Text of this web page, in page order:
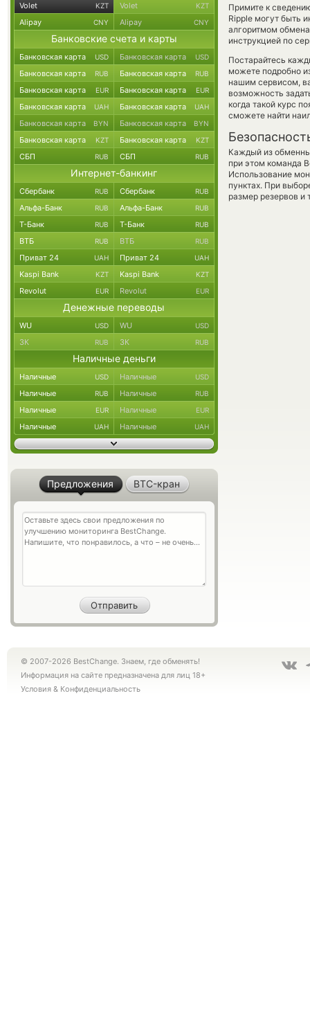
Примите к
Ripple могут быть
алгоритмом
инструкцией по
Постарайтесь
можете подробно
нашим сервисом,
возможность
когда такой курс
сможете найти
Каждый из
при этом команда
Использование
пунктах. При
размер резервов и
Volet KZT Volet KZT
Alipay CNY Alipay CNY
Банковские счета и карты
Банковская карта USD Банковская карта USD
Банковская карта RUB Банковская карта RUB
Банковская карта EUR Банковская карта EUR
Банковская карта UAH Банковская карта UAH
Банковская карта BYN Банковская карта BYN
Банковская карта KZT Банковская карта KZT
СБП RUB СБП RUB
Интернет-банкинг
Сбербанк RUB Сбербанк RUB
Альфа-Банк RUB Альфа-Банк RUB
Т-Банк RUB Т-Банк RUB
ВТБ RUB ВТБ RUB
Приват 24 UAH Приват 24 UAH
Kaspi Bank KZT Kaspi Bank KZT
Revolut EUR Revolut EUR
Денежные переводы
WU USD WU USD
ЗК RUB ЗК RUB
Наличные деньги
Наличные USD Наличные USD
Наличные RUB Наличные RUB
Наличные EUR Наличные EUR
Наличные UAH Наличные UAH
Предложения BTC-кран
© 2007-2026 BestChange. Знаем, где обменять!
Информация на сайте предназначена для лиц 18+
Условия & Конфиденциальность